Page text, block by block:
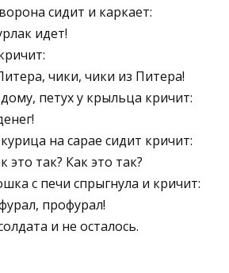
сидит и каркает:
идет!
чики, чики из Питера!
петух у крыльца кричит:
на сарае сидит кричит:
это так? Как это так?
с печи спрыгнула и кричит:
профурал!
и не осталось.